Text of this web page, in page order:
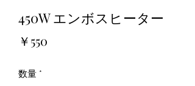
450W エンボスヒーター
￥550
数量 *